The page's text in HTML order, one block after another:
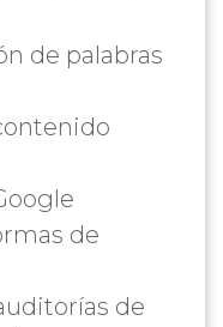
de palabras
de
de